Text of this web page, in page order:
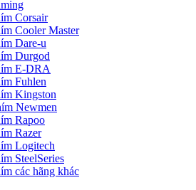
Corsair
Cooler Master
Dare-u
Durgod
E-DRA
Fuhlen
Kingston
Newmen
Rapoo
Razer
Logitech
SteelSeries
các hãng khác